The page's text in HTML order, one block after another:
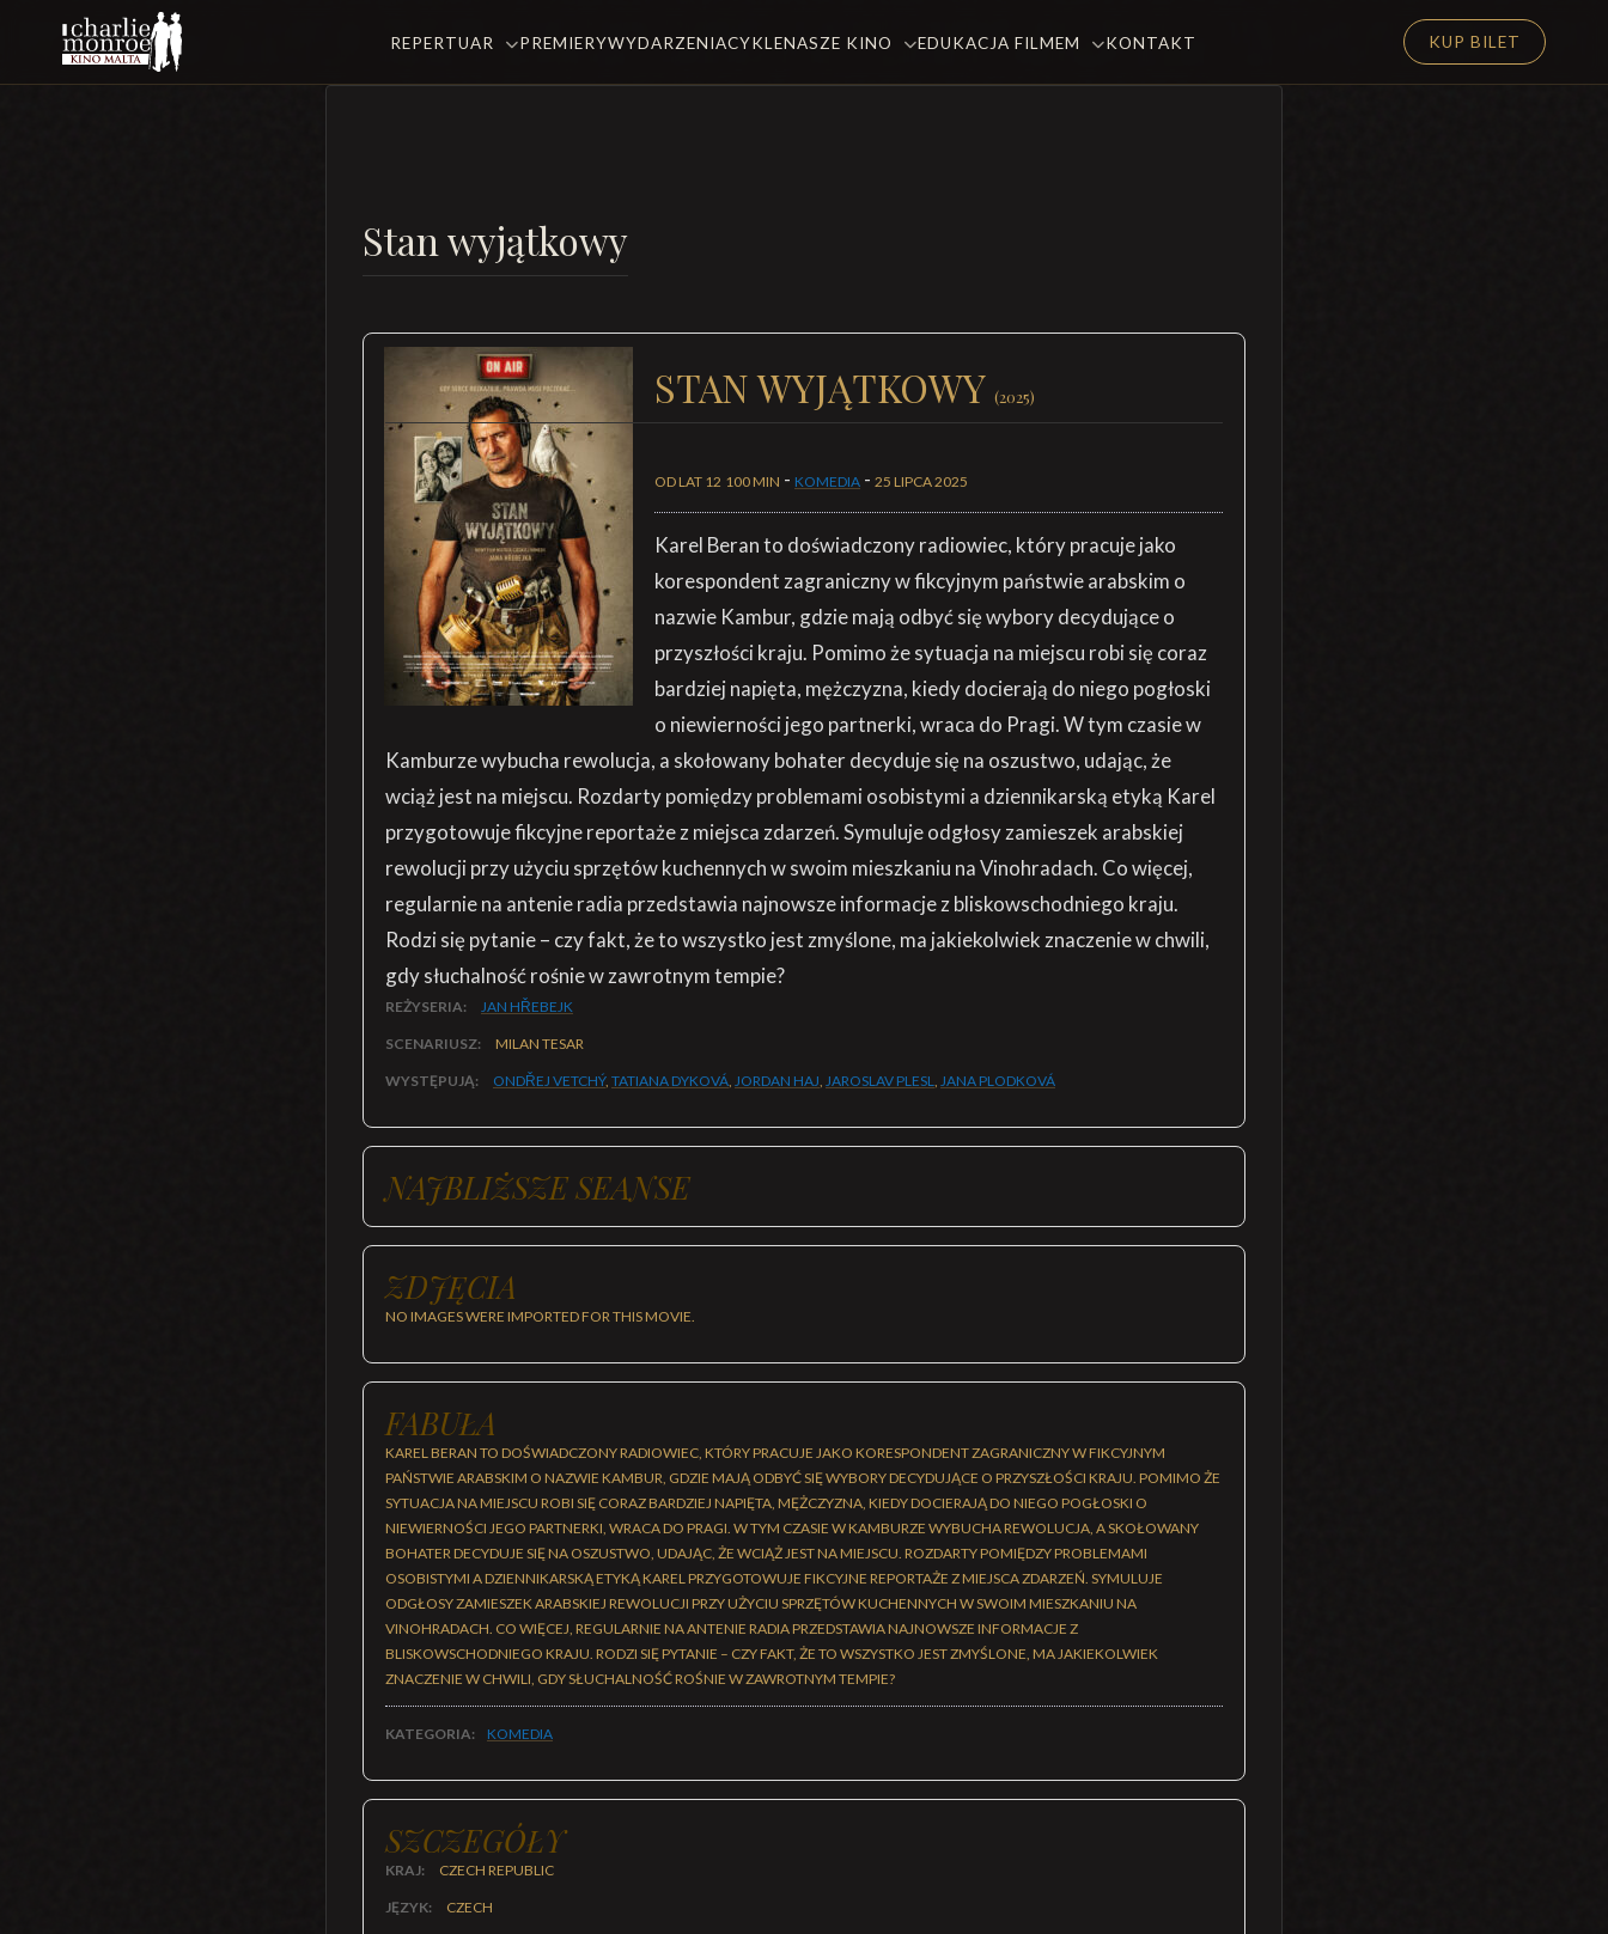
REPERTUAR PREMIERYWYDARZENIACYKLENASZE KINO EDUKACJA FILMEM KONTAKT KUP BILET
Stan wyjątkowy
STAN WYJĄTKOWY (2025)
OD LAT 12 100 MIN - KOMEDIA - 25 LIPCA 2025
Karel Beran to doświadczony radiowiec, który pracuje jako
korespondent zagraniczny w fikcyjnym państwie arabskim o
nazwie Kambur, gdzie mają odbyć się wybory decydujące o
przyszłości kraju. Pomimo że sytuacja na miejscu robi się coraz
bardziej napięta, mężczyzna, kiedy docierają do niego pogłoski
o niewierności jego partnerki, wraca do Pragi. W tym czasie w
Kamburze wybucha rewolucja, a skołowany bohater decyduje się na oszustwo, udając, że
wciąż jest na miejscu. Rozdarty pomiędzy problemami osobistymi a dziennikarską etyką Karel
przygotowuje fikcyjne reportaże z miejsca zdarzeń. Symuluje odgłosy zamieszek arabskiej
rewolucji przy użyciu sprzętów kuchennych w swoim mieszkaniu na Vinohradach. Co więcej,
regularnie na antenie radia przedstawia najnowsze informacje z bliskowschodniego kraju.
Rodzi się pytanie – czy fakt, że to wszystko jest zmyślone, ma jakiekolwiek znaczenie w chwili,
gdy słuchalność rośnie w zawrotnym tempie?
REŻYSERIA: JAN HŘEBEJK
SCENARIUSZ: MILAN TESAR
WYSTĘPUJĄ: ONDŘEJ VETCHÝ, TATIANA DYKOVÁ, JORDAN HAJ, JAROSLAV PLESL, JANA PLODKOVÁ
NAJBLIŻSZE SEANSE
ZDJĘCIA
NO IMAGES WERE IMPORTED FOR THIS MOVIE.
FABUŁA
KAREL BERAN TO DOŚWIADCZONY RADIOWIEC, KTÓRY PRACUJE JAKO KORESPONDENT ZAGRANICZNY W FIKCYJNYM
PAŃSTWIE ARABSKIM O NAZWIE KAMBUR, GDZIE MAJĄ ODBYĆ SIĘ WYBORY DECYDUJĄCE O PRZYSZŁOŚCI KRAJU. POMIMO ŻE
SYTUACJA NA MIEJSCU ROBI SIĘ CORAZ BARDZIEJ NAPIĘTA, MĘŻCZYZNA, KIEDY DOCIERAJĄ DO NIEGO POGŁOSKI O
NIEWIERNOŚCI JEGO PARTNERKI, WRACA DO PRAGI. W TYM CZASIE W KAMBURZE WYBUCHA REWOLUCJA, A SKOŁOWANY
BOHATER DECYDUJE SIĘ NA OSZUSTWO, UDAJĄC, ŻE WCIĄŻ JEST NA MIEJSCU. ROZDARTY POMIĘDZY PROBLEMAMI
OSOBISTYMI A DZIENNIKARSKĄ ETYKĄ KAREL PRZYGOTOWUJE FIKCYJNE REPORTAŻE Z MIEJSCA ZDARZEŃ. SYMULUJE
ODGŁOSY ZAMIESZEK ARABSKIEJ REWOLUCJI PRZY UŻYCIU SPRZĘTÓW KUCHENNYCH W SWOIM MIESZKANIU NA
VINOHRADACH. CO WIĘCEJ, REGULARNIE NA ANTENIE RADIA PRZEDSTAWIA NAJNOWSZE INFORMACJE Z
BLISKOWSCHODNIEGO KRAJU. RODZI SIĘ PYTANIE – CZY FAKT, ŻE TO WSZYSTKO JEST ZMYŚLONE, MA JAKIEKOLWIEK
ZNACZENIE W CHWILI, GDY SŁUCHALNOŚĆ ROŚNIE W ZAWROTNYM TEMPIE?
KATEGORIA: KOMEDIA
SZCZEGÓŁY
KRAJ: CZECH REPUBLIC
JĘZYK: CZECH